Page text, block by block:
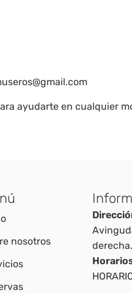
ayudarte en cualquier
nosotros